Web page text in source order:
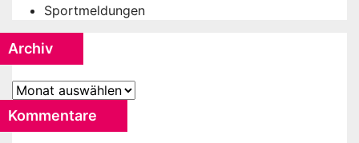
Sportmeldungen
Archiv
Archiv
Kommentare